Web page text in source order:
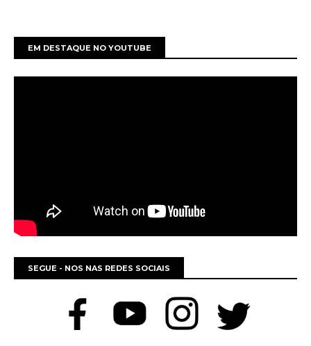
EM DESTAQUE NO YOUTUBE
SEGUE - NOS NAS REDES SOCIAIS